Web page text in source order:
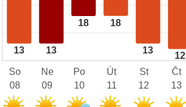
13 13
18 18
13
12
So
08
Ne
09
Po
10
Út
11
St
12
Čt
13